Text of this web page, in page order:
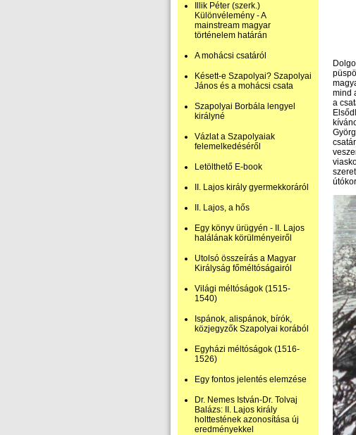
Illik Péter (szerk.)
Különvélemény - A
mainstream magyar
történelem határán
A mohácsi csatáról
Késett-e Szapolyai? Szapolyai
János és a mohácsi csata
Szapolyai Borbála lengyel
királyné
Vázlat a Szapolyaiak
felemelkedéséről
Letölthető E-book
II. Lajos király gyermekkoráról
II. Lajos, a hős
Egy könyv ürügyén - II. Lajos
halálának körülményeiről
Utolsó összeírás a Magyar
Királyság főméltóságairól
Világi méltóságok (1515-
1540)
Ispánok, alispánok, bírók,
közjegyzők Szapolyai korából
Egyházi méltóságok (1516-
1526)
Egy fontos jelentés elemzése
Dr. Nemes István-Dr. Tolvaj
Balázs: II. Lajos király
holttestének azonosítása új
eredményekkel
mind
a